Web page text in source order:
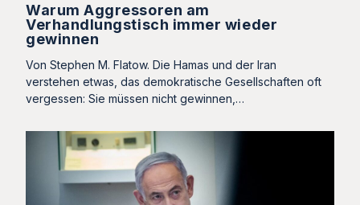
Warum Aggressoren am
Verhandlungstisch immer wieder
gewinnen
Von Stephen M. Flatow. Die Hamas und der Iran
verstehen etwas, das demokratische Gesellschaften oft
vergessen: Sie müssen nicht gewinnen,…